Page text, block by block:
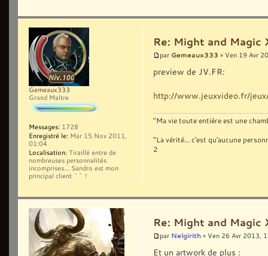
Re: Might and Magic
par Gemeaux333 » Ven 19 Avr
preview de JV.FR:
http://www.jeuxvideo.fr/
"Ma vie toute entière est une
"La vérité... c'est qu'aucune
2
Gemeaux333
Grand Maître
Messages: 1728
Enregistré le: Mar 15 Nov 2011,
01:04
Localisation: Tiraillé entre de
nombreuses personnalités
incomprises... Sandro est mon
principal client ^^ !
Re: Might and Magic
par Nelgirith » Ven 26 Avr 2013,
Et un artwork de plus :